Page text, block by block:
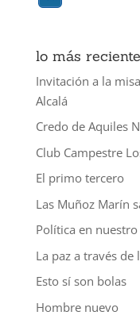
lo más reciente
Invitación a la
Alcalá
Credo de Aquiles
Club Campestre
El primo tercero
Las Muñoz Marín
Política en
La paz a través de
Esto sí son bolas
Hombre nuevo